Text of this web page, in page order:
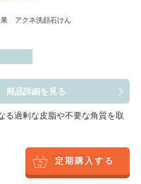
アクネ洗顔石けん
商品詳細を見る
る過剰な皮脂や不要な角質を取
定期購入する